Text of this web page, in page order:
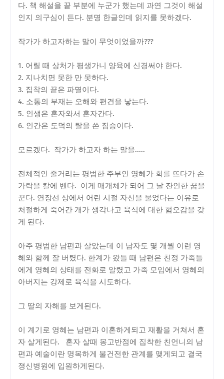
다. 책 해설을 끝 부분에 누군가 했는데 과연 그것이 해설
인지 의구심이 든다. 분명 한글인데 읽지를 못하겠다.
작가가 하고자하는 말이 무엇이었을까???
1. 어릴 때 상처가 평생가니 양육에 신경써야 한다.
2. 지나치면 못한 만 못하다.
3. 집착의 끝은 파멸이다.
4. 소통의 부재는 오해와 편견을 낳는다.
5. 인생은 혼자와서 혼자간다.
6. 인간은 도덕의 탈을 쓴 짐승이다.
모르겠다. 작가가 하고자 하는 말을.....
전체적인 줄거리는 평범한 주부인 영혜가 회를 뜨다가 손
가락을 칼에 벤다. 이게 매개체가 되어 그 날 잔인한 꿈을
꾼다. 연장선 상에서 어린 시절 자신을 물었다는 이유로
처절하게 죽어간 개가 생각나고 육식에 대한 혐오감을 갖
게 된다.
아주 평범한 남펀과 살았는데 이 남자도 몇 개월 이런 영
혜와 함께 잘 버텼다. 한계가 왔들 때 남편은 친정 가족들
에게 영혜의 상태를 전화로 알렸고 가족 모임에서 영혜의
아버지는 강제로 육식을 시도하다.
그 딸의 자해를 보게된다.
이 계기로 영혜는 남편과 이혼하게되고 재활을 거쳐서 혼
자 살게된다. 혼자 살때 몽고반점에 집착한 친언니의 남
편과 예술이란 명목하게 불건전한 관계를 맺게되고 결국
졍신병원에 입원하게된다.